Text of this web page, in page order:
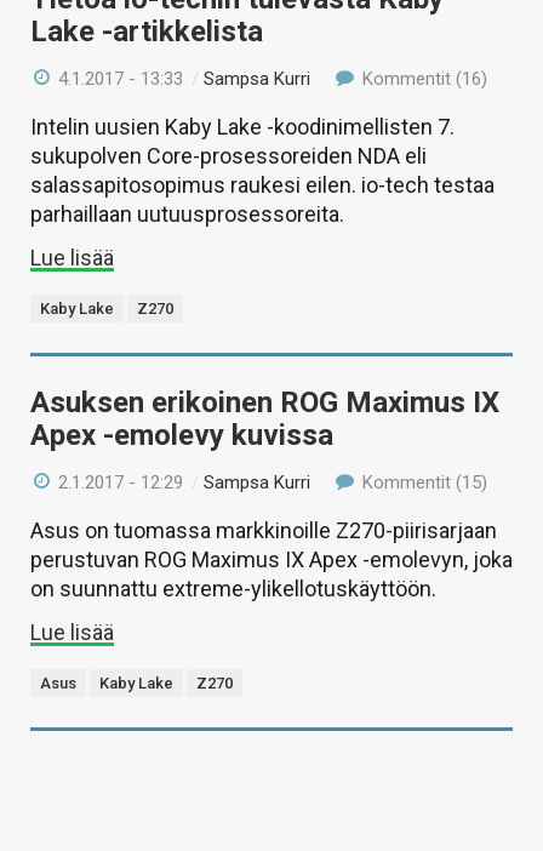
Lake -artikkelista
4.1.2017 - 13:33 /Sampsa Kurri Kommentit (16)
Intelin uusien Kaby Lake -koodinimellisten 7.
sukupolven Core-prosessoreiden NDA eli
salassapitosopimus raukesi eilen. io-tech testaa
parhaillaan uutuusprosessoreita.
Lue lisää
Kaby Lake Z270
Asuksen erikoinen ROG Maximus IX
Apex -emolevy kuvissa
2.1.2017 - 12:29 /Sampsa Kurri Kommentit (15)
Asus on tuomassa markkinoille Z270-piirisarjaan
perustuvan ROG Maximus IX Apex -emolevyn, joka
on suunnattu extreme-ylikellotuskäyttöön.
Lue lisää
Asus Kaby Lake Z270